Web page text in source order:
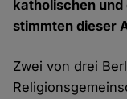
katholischen
stimmten dieser
Zwei von drei